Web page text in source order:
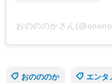
おのののかさん
おのののか
エンタ